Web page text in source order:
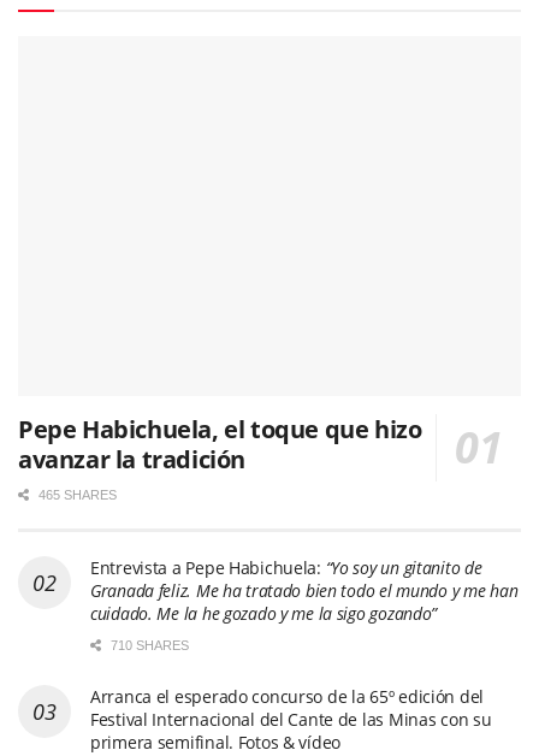
Pepe Habichuela, el toque que hizo
avanzar la tradición
465 SHARES
Entrevista a Pepe Habichuela: “Yo soy un gitanito de
Granada feliz. Me ha tratado bien todo el mundo y me han
cuidado. Me la he gozado y me la sigo gozando”
710 SHARES
Arranca el esperado concurso de la 65º edición del
Festival Internacional del Cante de las Minas con su
primera semifinal. Fotos & vídeo